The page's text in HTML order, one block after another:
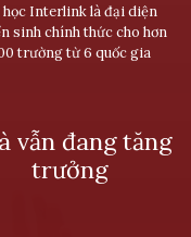
học Interlink là đại diện
sinh chính thức cho hơn
trường từ 6 quốc gia
vẫn đang tăng
trưởng